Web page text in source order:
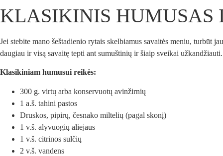
KLASIKINIS HUMUSAS
Jei stebite mano šeštadienio rytais skelbiamus savaitės meniu, turbūt
daugiau ir visą savaitę tepti ant sumuštinių ir šiaip sveikai
Klasikiniam humusui reikės:
300 g. virtų arba konservuotų avinžirnių
1 a.š. tahini pastos
Druskos, pipirų, česnako miltelių (pagal skonį)
1 v.š. alyvuogių aliejaus
1 v.š. citrinos sulčių
2 v.š. vandens